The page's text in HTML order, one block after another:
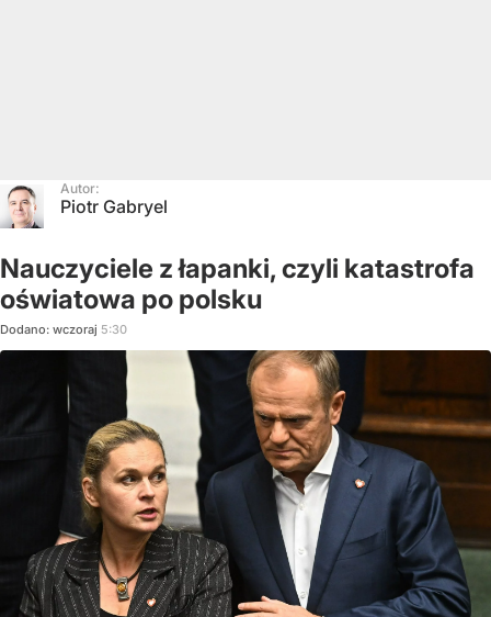
Autor:
Piotr Gabryel
Nauczyciele z łapanki, czyli katastrofa
oświatowa po polsku
Dodano: wczoraj 5:30